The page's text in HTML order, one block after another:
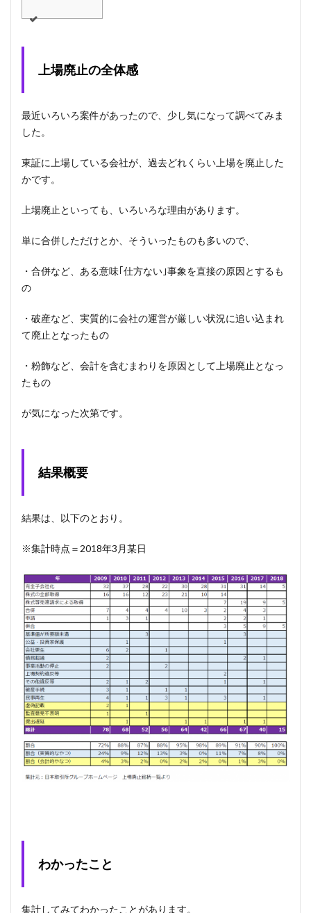
上場廃止の全体感
最近いろいろ案件があったので、少し気になって調べてみま
した。
東証に上場している会社が、過去どれくらい上場を廃止した
かです。
上場廃止といっても、いろいろな理由があります。
単に合併しただけとか、そういったものも多いので、
・合併など、ある意味｢仕方ない｣事象を直接の原因とするも
の
・破産など、実質的に会社の運営が厳しい状況に追い込まれ
て廃止となったもの
・粉飾など、会計を含むまわりを原因として上場廃止となっ
たもの
が気になった次第です。
結果概要
結果は、以下のとおり。
※集計時点＝2018年3月某日
わかったこと
集計してみてわかったことがあります。